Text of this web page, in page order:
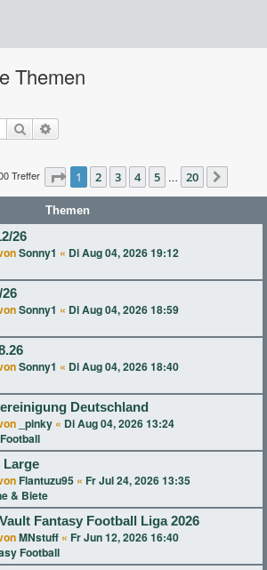
Themen
Suche
Treffer Seite1 von 20
1 2 3 4 5 … 20
Themen
26
Sonny1 « Di Aug 04, 2026 19:12
26
Sonny1 « Di Aug 04, 2026 18:59
Sonny1 « Di Aug 04, 2026 18:40
Deutschland
_pinky « Di Aug 04, 2026 13:24
Large
Flantuzu95 « Fr Jul 24, 2026 13:35
& Biete
Fantasy Football Liga 2026
MNstuff « Fr Jun 12, 2026 16:40
Football